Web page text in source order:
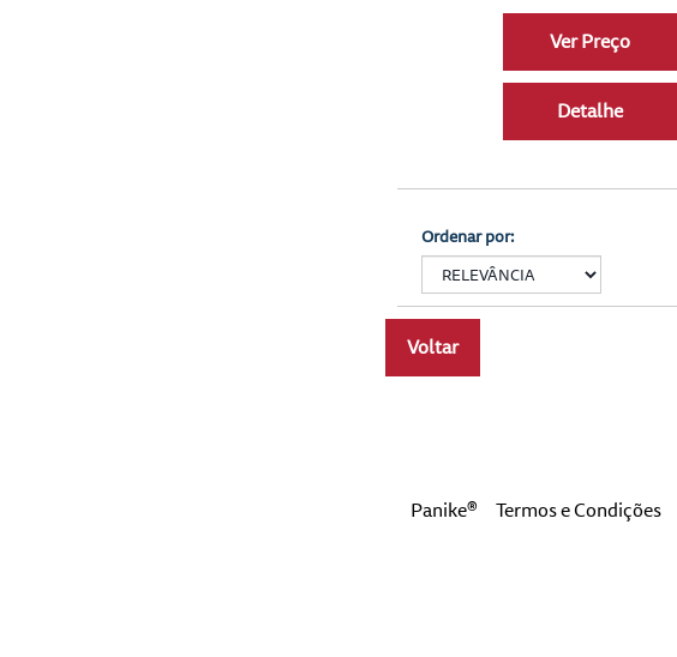
Ver Preço
Detalhe
Ordenar por:
Voltar
Panike® Termos e Condições